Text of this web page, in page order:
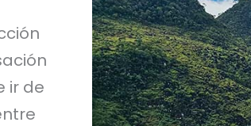
ir de